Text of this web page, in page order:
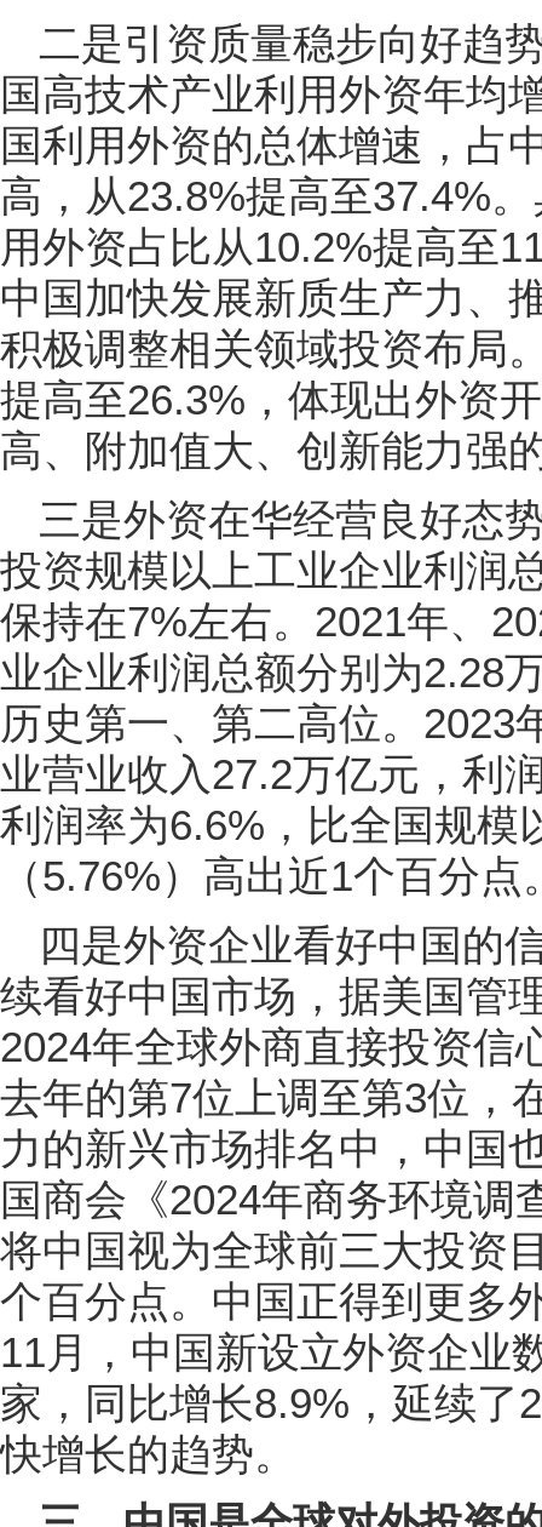
二是引资质量稳步向好趋
国高技术产业利用外资年均
国利用外资的总体增速，占
高，从23.8%提高至37.4%
用外资占比从10.2%提高至
中国加快发展新质生产力、
积极调整相关领域投资布局
提高至26.3%，体现出外资
高、附加值大、创新能力强
三是外资在华经营良好态
投资规模以上工业企业利润
保持在7%左右。2021年、
业企业利润总额分别为2.28
历史第一、第二高位。2023
业营业收入27.2万亿元，利
利润率为6.6%，比全国规模
（5.76%）高出近1个百分点
四是外资企业看好中国的
续看好中国市场，据美国管
2024年全球外商直接投资信
去年的第7位上调至第3位，
力的新兴市场排名中，中国
国商会《2024年商务环境调
将中国视为全球前三大投资
个百分点。中国正得到更多
11月，中国新设立外资企业
家，同比增长8.9%，延续了
快增长的趋势。